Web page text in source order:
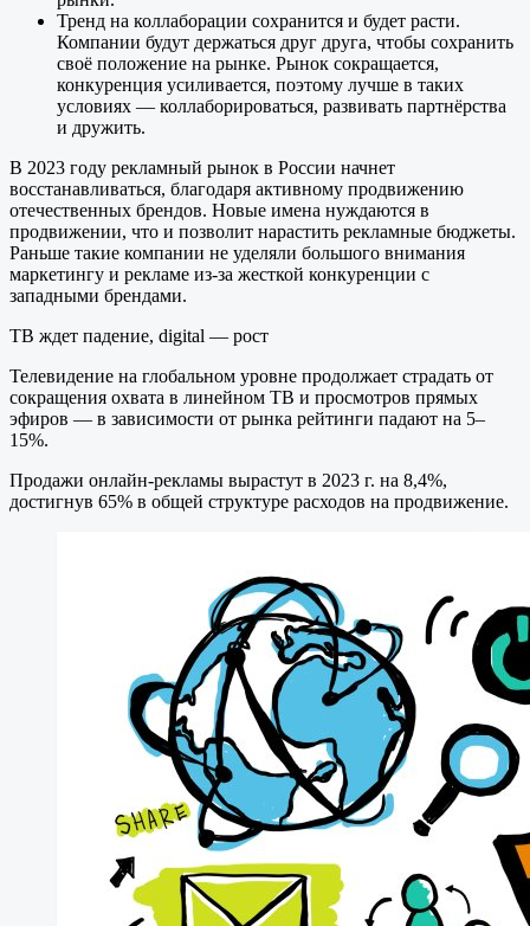
Тренд на коллаборации сохранится и будет расти.
Компании будут держаться друг друга, чтобы сохранить
своё положение на рынке. Рынок сокращается,
конкуренция усиливается, поэтому лучше в таких
условиях — коллаборироваться, развивать партнёрства
и дружить.
В 2023 году рекламный рынок в России начнет
восстанавливаться, благодаря активному продвижению
отечественных брендов. Новые имена нуждаются в
продвижении, что и позволит нарастить рекламные бюджеты.
Раньше такие компании не уделяли большого внимания
маркетингу и рекламе из-за жесткой конкуренции с
западными брендами.
ТВ ждет падение, digital — рост
Телевидение на глобальном уровне продолжает страдать от
сокращения охвата в линейном ТВ и просмотров прямых
эфиров — в зависимости от рынка рейтинги падают на 5–
15%.
Продажи онлайн-рекламы вырастут в 2023 г. на 8,4%,
достигнув 65% в общей структуре расходов на продвижение.